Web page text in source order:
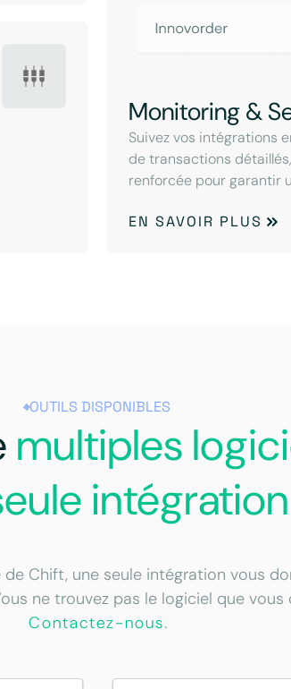
Monitoring &
Suivez vos intégrations
de transactions
renforcée pour garantir
EN SAVOIR PLUS
OUTILS DISPONIBLES
multiples
intégration
de Chift, une seule intégration vous
ne trouvez pas le logiciel que vous
Contactez-nous.